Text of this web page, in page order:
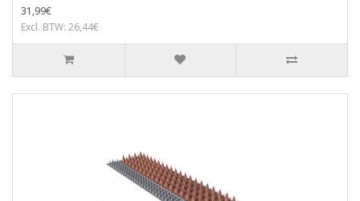
31,99€
Excl. BTW: 26,44€